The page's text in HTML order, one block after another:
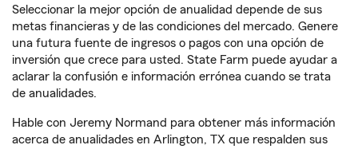
Seleccionar la mejor opción de anualidad depende de sus
metas financieras y de las condiciones del mercado. Genere
una futura fuente de ingresos o pagos con una opción de
inversión que crece para usted. State Farm puede ayudar a
aclarar la confusión e información errónea cuando se trata
de anualidades.
Hable con Jeremy Normand para obtener más información
acerca de anualidades en Arlington, TX que respalden sus